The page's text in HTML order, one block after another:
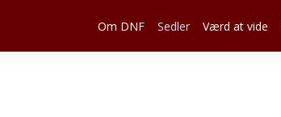
Om DNF Sedler Værd at vide